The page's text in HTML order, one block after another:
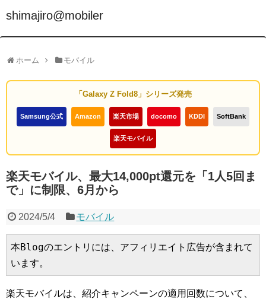
shimajiro@mobiler
ホーム モバイル
「Galaxy Z Fold8」シリーズ発売
Samsung公式 Amazon 楽天市場 docomo KDDI SoftBank
楽天モバイル
楽天モバイル、最大14,000pt還元を「1人5回ま
で」に制限、6月から
2024/5/4 モバイル
本Blogのエントリには、アフィリエイト広告が含まれて
います。
楽天モバイルは、紹介キャンペーンの適用回数について、